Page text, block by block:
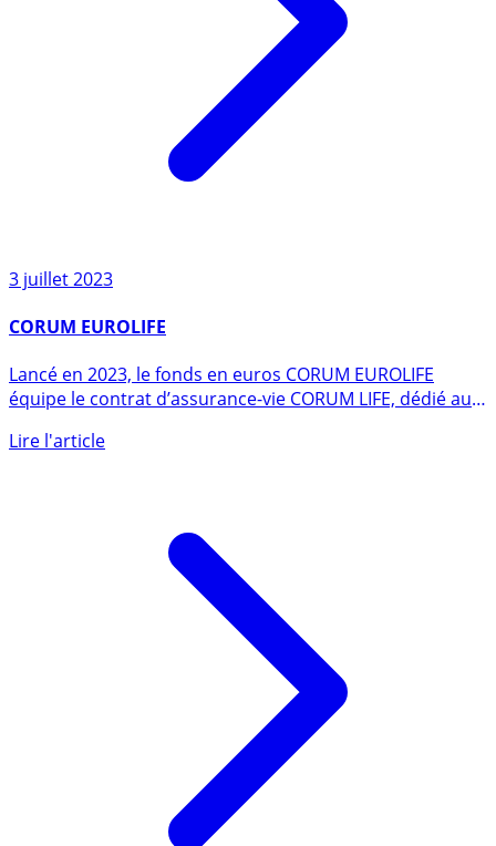
3 juillet 2023
CORUM EUROLIFE
équipe le contrat d’assurance-vie CORUM LIFE, dédié aux